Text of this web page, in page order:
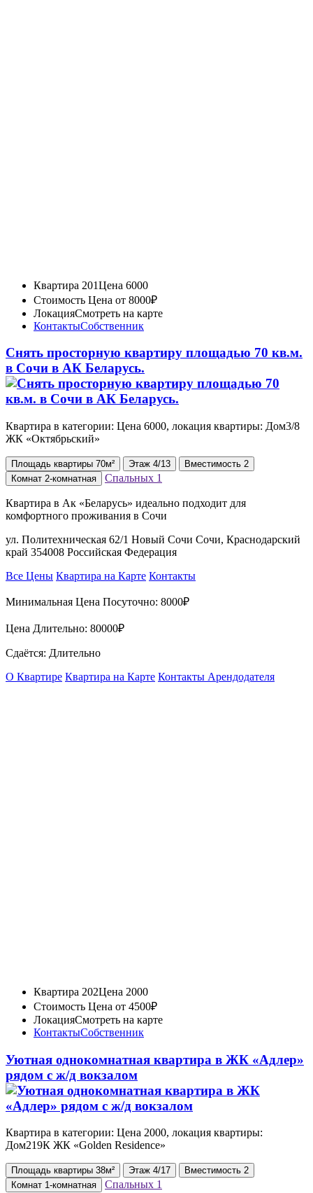
Квартира 201Цена 6000
Стоимость Цена от 8000₽
ЛокацияСмотреть на карте
КонтактыСобственник
Снять просторную квартиру площадью 70 кв.м.
в Сочи в АК Беларусь.
Квартира в категории: Цена 6000, локация квартиры: Дом3/8
ЖК «Октябрьский»
Площадь квартиры 70м² Этаж 4/13 Вместимость 2
Комнат 2-комнатная Спальных 1
Квартира в Ак «Беларусь» идеально подходит для
комфортного проживания в Сочи
ул. Политехническая 62/1 Новый Сочи Сочи, Краснодарский
край 354008 Российская Федерация
Все Цены Квартира на Карте Контакты
Минимальная Цена Посуточно: 8000₽
Цена Длительно: 80000₽
Сдаётся: Длительно
О Квартире Квартира на Карте Контакты Арендодателя
Квартира 202Цена 2000
Стоимость Цена от 4500₽
ЛокацияСмотреть на карте
КонтактыСобственник
Уютная однокомнатная квартира в ЖК «Адлер»
рядом с ж/д вокзалом
Квартира в категории: Цена 2000, локация квартиры:
Дом219К ЖК «Golden Residence»
Площадь квартиры 38м² Этаж 4/17 Вместимость 2
Комнат 1-комнатная Спальных 1